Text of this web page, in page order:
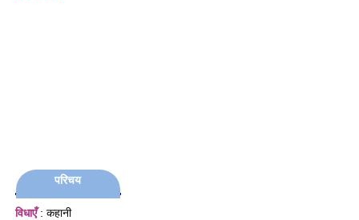
परिचय
विधाएँ: कहानी